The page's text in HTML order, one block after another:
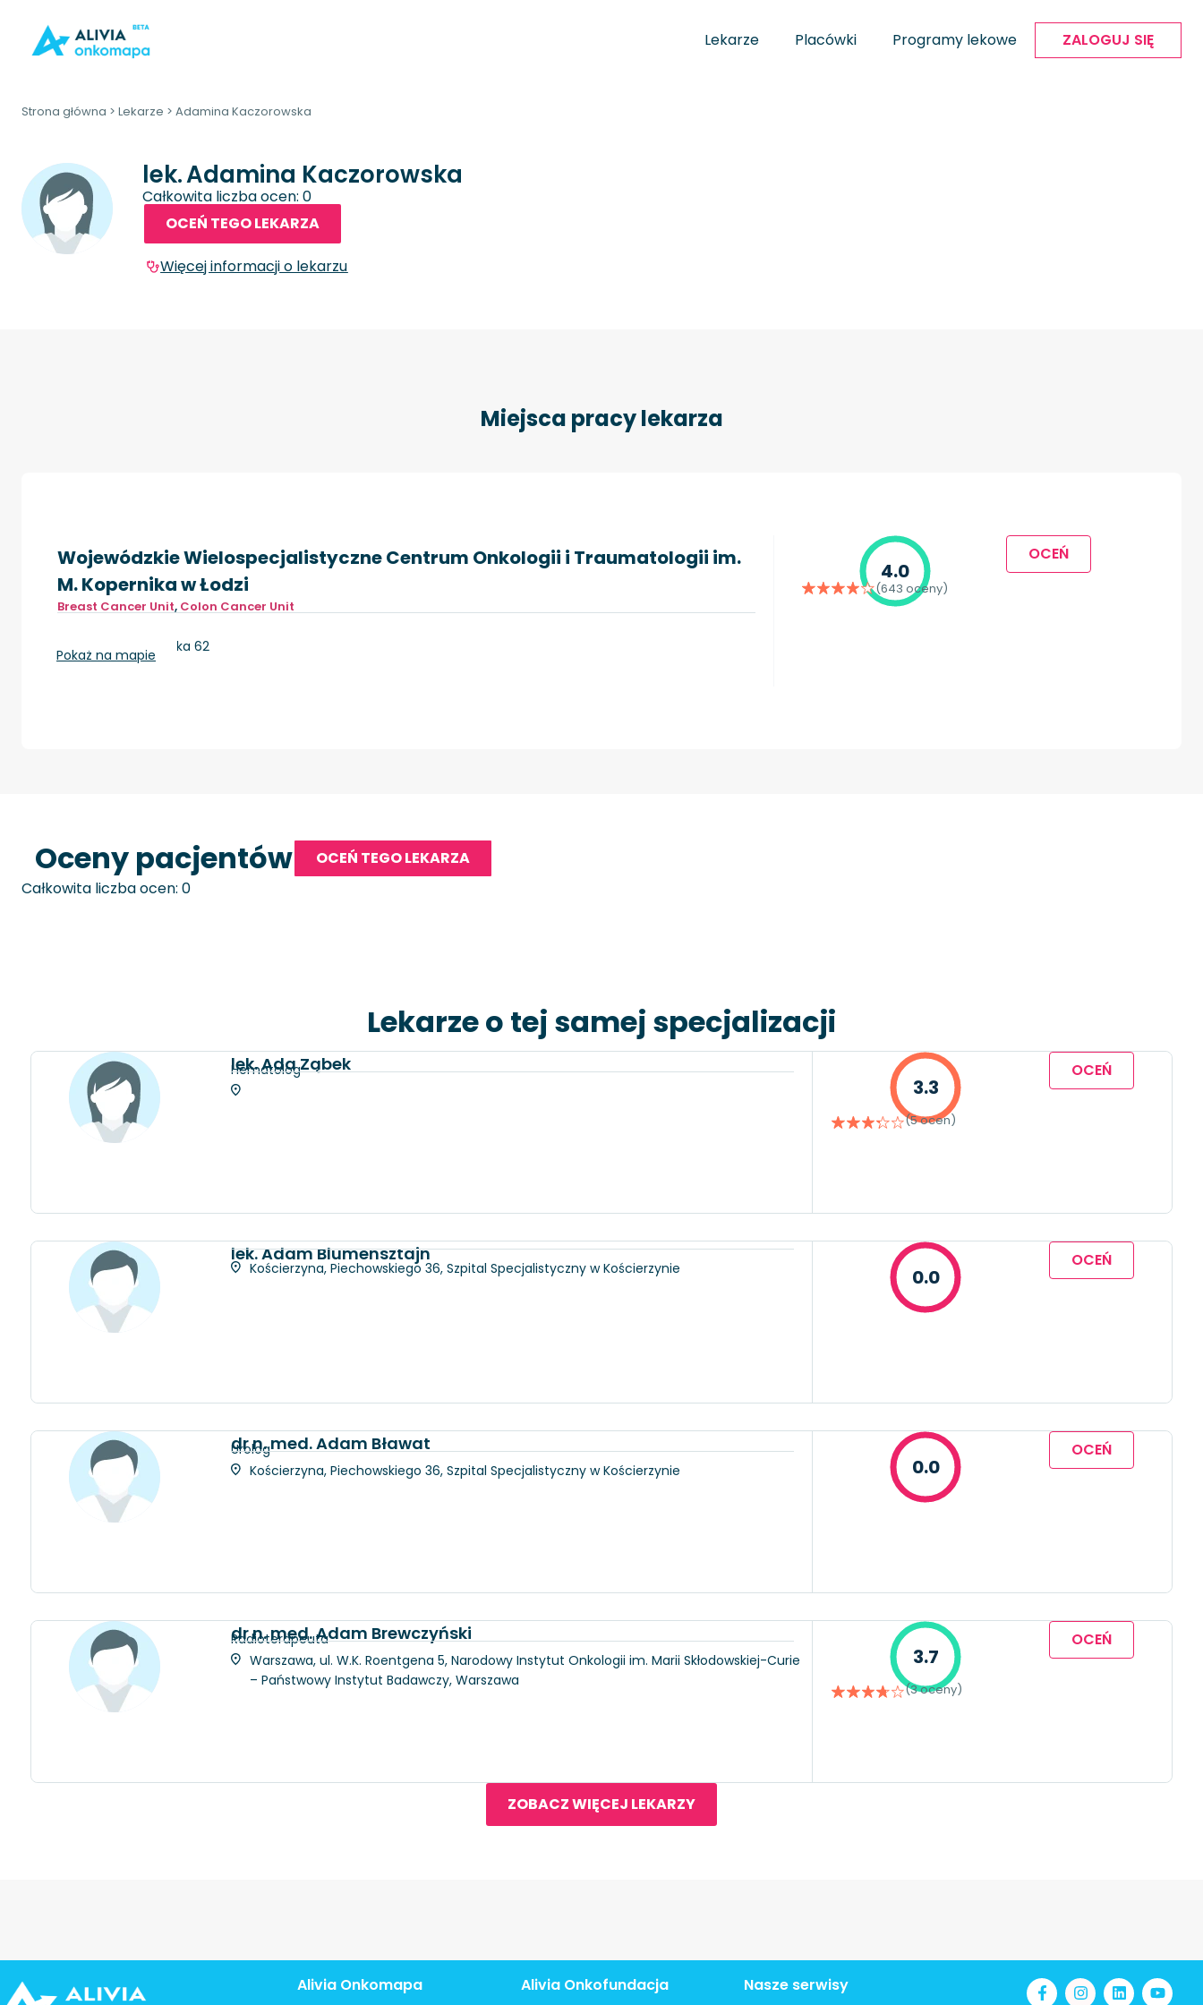
Lekarze Placówki Programy lekowe ZALOGUJ SIĘ
Strona główna > Lekarze > Adamina Kaczorowska
lek.Adamina Kaczorowska
Całkowita liczba ocen: 0
OCEŃ TEGO LEKARZA
Więcej informacji o lekarzu
Miejsca pracy lekarza
Wojewódzkie Wielospecjalistyczne Centrum Onkologii i Traumatologii im.
M. Kopernika w Łodzi
Breast Cancer Unit, Colon Cancer Unit
Łódź, ul. Pabianicka 62
Pokaż na mapie
4.0
(643 oceny)
OCEŃ
Oceny pacjentów
OCEŃ TEGO LEKARZA
Całkowita liczba ocen: 0
Lekarze o tej samej specjalizacji
lek. Ada Ząbek
Hematolog
3.3
(5 ocen)
OCEŃ
lek. Adam Blumensztajn
Kościerzyna, Piechowskiego 36, Szpital Specjalistyczny w Kościerzynie 0.0
OCEŃ
dr n. med. Adam Bławat
Urolog
Kościerzyna, Piechowskiego 36, Szpital Specjalistyczny w Kościerzynie
0.0
OCEŃ
dr n. med. Adam Brewczyński
Radioterapeuta
Warszawa, ul. W.K. Roentgena 5, Narodowy Instytut Onkologii im. Marii Skłodowskiej-Curie
– Państwowy Instytut Badawczy, Warszawa
3.7
(3 oceny)
OCEŃ
ZOBACZ WIĘCEJ LEKARZY
Alivia Onkomapa Alivia Onkofundacja Nasze serwisy